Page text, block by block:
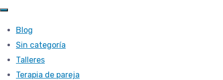
Blog
Sin categoría
Talleres
Terapia de pareja